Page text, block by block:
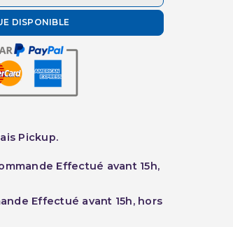
DISPONIBLE
Pickup.
Effectué avant 15h,
Effectué avant 15h, hors